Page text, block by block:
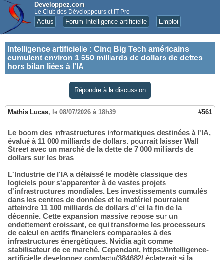
Developpez.com
Le Club des Développeurs et IT Pro
Actus Forum Intelligence artificielle Emploi
Intelligence artificielle : Cinq Big Tech américains
cumulent environ 1 650 milliards de dollars de dettes
hors bilan liées à l'IA
Répondre à la discussion
Mathis Lucas, le 08/07/2026 à 18h39 #561
Le boom des infrastructures informatiques destinées à l'IA,
évalué à 11 000 milliards de dollars, pourrait laisser Wall
Street avec un marché de la dette de 7 000 milliards de
dollars sur les bras
L'Industrie de l'IA a délaissé le modèle classique des
logiciels pour s'apparenter à de vastes projets
d'infrastructures mondiales. Les investissements cumulés
dans les centres de données et le matériel pourraient
atteindre 11 100 milliards de dollars d'ici la fin de la
décennie. Cette expansion massive repose sur un
endettement croissant, ce qui transforme les processeurs
de calcul en actifs financiers comparables à des
infrastructures énergétiques. Nvidia agit comme
stabilisateur de ce marché. Cependant, https://intelligence-
artificielle.developpez.com/actu/384682/ éclaterait si la